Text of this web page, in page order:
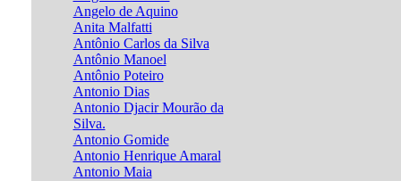
Angelo de Aquino
Anita Malfatti
Antônio Carlos da Silva
Antônio Manoel
Antônio Poteiro
Antonio Dias
Antonio Djacir Mourão da
Silva.
Antonio Gomide
Antonio Henrique Amaral
Antonio Maia